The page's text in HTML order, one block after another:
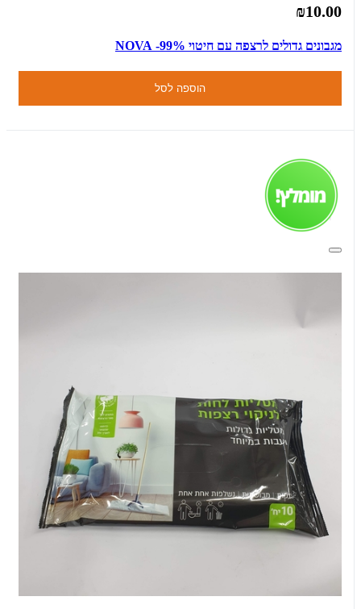
₪10.00
מגבונים גדולים לרצפה עם חיטוי 99%- NOVA
הוספה לסל